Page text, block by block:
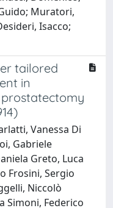
Muratori,
Isacco;
tailored
in
Vanessa Di
Gabriele
Greto, Luca
Frosini, Sergio
Niccolò
Simoni, Federico